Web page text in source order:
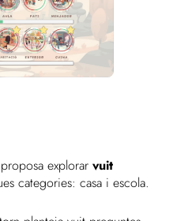
explorar vuit
categories: casa i escola.